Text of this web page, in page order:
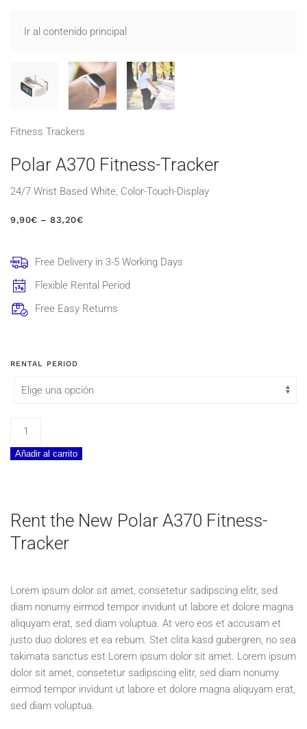
Ir al contenido principal
Fitness Trackers
Polar A370 Fitness-Tracker
24/7 Wrist Based White, Color-Touch-Display
9,90€ – 83,20€RANGO
DESDE
HASTA
Free Delivery in 3-5 Working Days
Flexible Rental Period
Free Easy Returns
RENTAL PERIOD
Polar
Fitness-
Añadir al carrito
Rent the New Polar A370 Fitness-
Tracker
Lorem ipsum dolor sit amet, consetetur sadipscing elitr, sed
diam nonumy eirmod tempor invidunt ut labore et dolore magna
aliquyam erat, sed diam voluptua. At vero eos et accusam et
justo duo dolores et ea rebum. Stet clita kasd gubergren, no sea
takimata sanctus est Lorem ipsum dolor sit amet. Lorem ipsum
dolor sit amet, consetetur sadipscing elitr, sed diam nonumy
eirmod tempor invidunt ut labore et dolore magna aliquyam erat,
sed diam voluptua.